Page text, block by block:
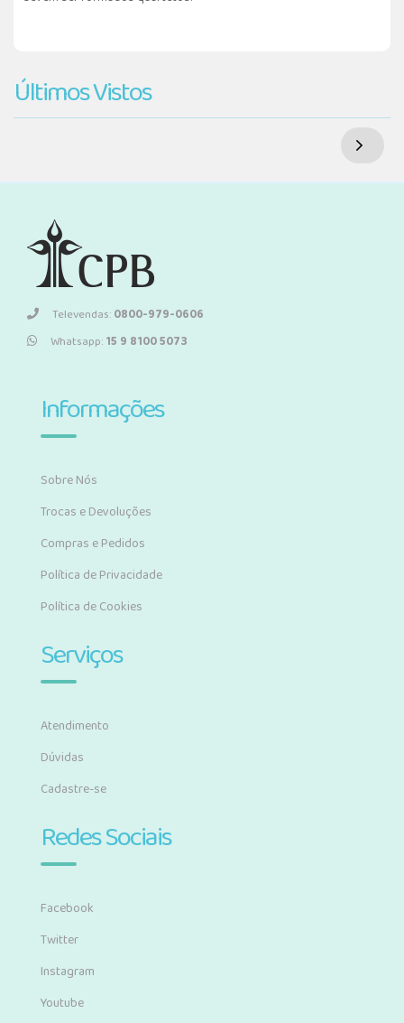
Últimos Vistos
Televendas:0800-979-0606
Whatsapp:15 9 8100 5073
Informações
Sobre Nós
Trocas e Devoluções
Compras e Pedidos
Política de Privacidade
Política de Cookies
Serviços
Atendimento
Dúvidas
Cadastre-se
Redes Sociais
Facebook
Twitter
Instagram
Youtube